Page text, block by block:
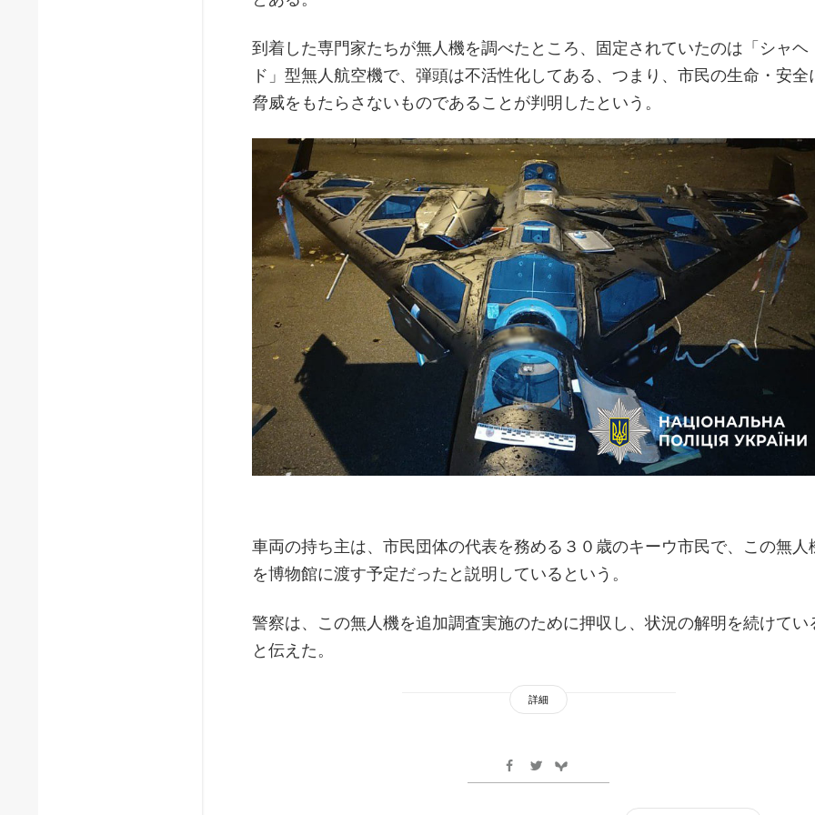
到着した専門家たちが無人機を調べたところ、固定されていたのは「シャヘ
ド」型無人航空機で、弾頭は不活性化してある、つまり、市民の生命・安全
脅威をもたらさないものであることが判明したという。
車両の持ち主は、市民団体の代表を務める３０歳のキーウ市民で、この無人
を博物館に渡す予定だったと説明しているという。
警察は、この無人機を追加調査実施のために押収し、状況の解明を続けてい
と伝えた。
詳細